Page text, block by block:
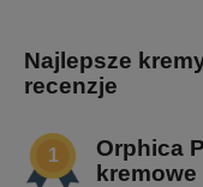
Najlepsze
recenzje
Orphica